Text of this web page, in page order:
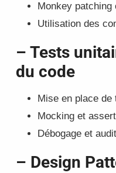
Monkey patching
Utilisation des
– Tests
du code
Mise en place de
Mocking et
Débogage et
– Design